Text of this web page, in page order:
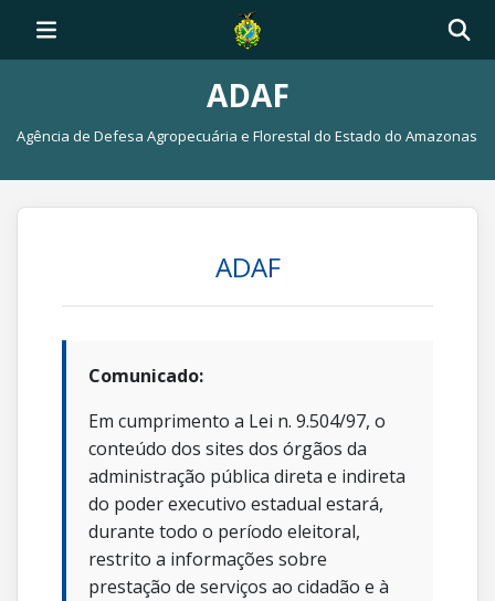
ADAF
Agência de Defesa Agropecuária e Florestal do Estado do Amazonas
ADAF
Comunicado:
Em cumprimento a Lei n. 9.504/97, o
conteúdo dos sites dos órgãos da
administração pública direta e indireta
do poder executivo estadual estará,
durante todo o período eleitoral,
restrito a informações sobre
prestação de serviços ao cidadão e à